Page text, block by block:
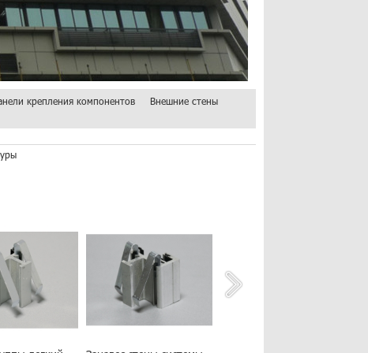
крепления компонентов
Внешние стены